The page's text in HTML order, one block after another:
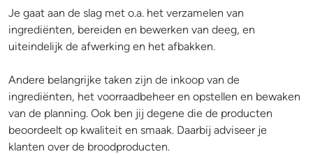
Je gaat aan de slag met o.a. het verzamelen van
ingrediënten, bereiden en bewerken van deeg, en
uiteindelijk de afwerking en het afbakken.
Andere belangrijke taken zijn de inkoop van de
ingrediënten, het voorraadbeheer en opstellen en bewaken
van de planning. Ook ben jij degene die de producten
beoordeelt op kwaliteit en smaak. Daarbij adviseer je
klanten over de broodproducten.